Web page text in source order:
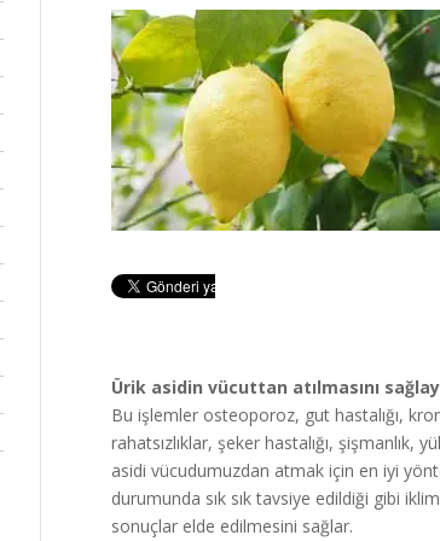
Ürik asidin vücuttan atılmasını
Bu işlemler osteoporoz, gut hastalığı,
rahatsızlıklar, şeker hastalığı, şişmanlık,
asidi vücudumuzdan atmak için en iyi
durumunda sık sık tavsiye edildiği gibi
sonuçlar elde edilmesini sağlar.